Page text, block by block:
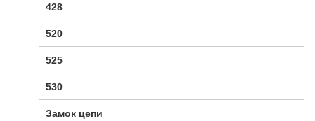
428
520
525
530
Замок цепи